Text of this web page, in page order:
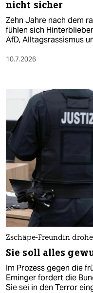
nicht sicher
Zehn Jahre nach dem
fühlen sich
AfD, Alltagsrassismus
10.7.2026
Zschäpe-Freundin
Sie soll alles
Im Prozess gegen die
Eminger fordert die
Sie sei in den Terror